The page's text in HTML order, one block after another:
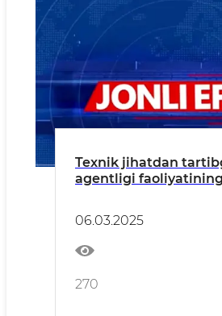
Texnik jihatdan
agentligi
06.03.2025
270